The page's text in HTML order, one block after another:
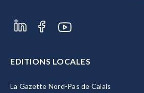
EDITIONS LOCALES
La Gazette Nord-Pas de Calais